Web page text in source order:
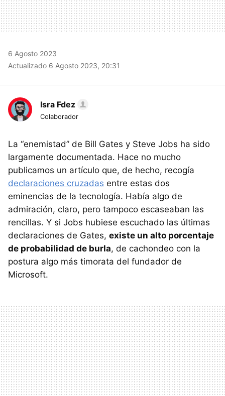
6 Agosto 2023
Actualizado 6 Agosto 2023, 20:31
Isra Fdez
Colaborador
La “enemistad” de Bill Gates y Steve Jobs ha sido
largamente documentada. Hace no mucho
publicamos un artículo que, de hecho, recogía
declaraciones cruzadas entre estas dos
eminencias de la tecnología. Había algo de
admiración, claro, pero tampoco escaseaban las
rencillas. Y si Jobs hubiese escuchado las últimas
declaraciones de Gates, existe un alto porcentaje
de probabilidad de burla, de cachondeo con la
postura algo más timorata del fundador de
Microsoft.